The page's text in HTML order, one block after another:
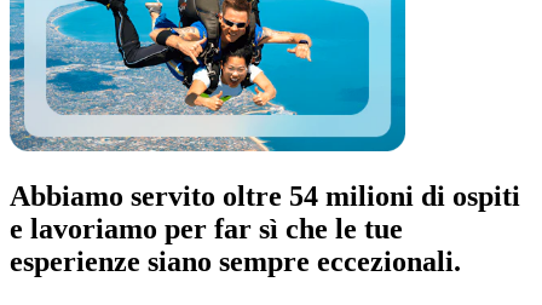
Abbiamo servito oltre 54 milioni di ospiti
e lavoriamo per far sì che le tue
esperienze siano sempre eccezionali.